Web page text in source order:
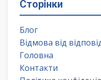
Сторінки
Блог
Відмова від
Головна
Контакти